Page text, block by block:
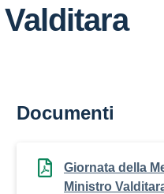
Valditara
Documenti
Giornata della
Ministro